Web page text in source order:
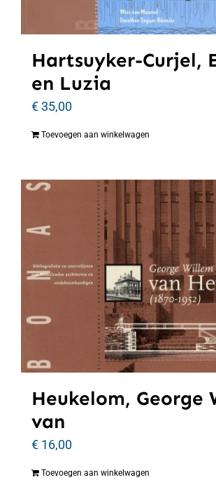
Hartsuyker-Curjel,
en Luzia
€35,00
Toevoegen aan winkelwagen
Heukelom, George
van
€ 16,00
Toevoegen aan winkelwagen